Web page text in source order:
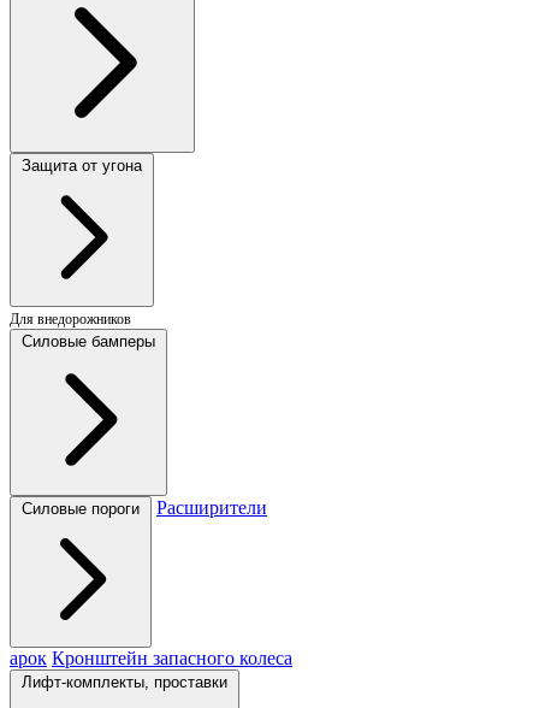
Защита от угона
Для внедорожников
Силовые бамперы
Силовые пороги Расширители
арок Кронштейн запасного колеса
Лифт-комплекты, проставки